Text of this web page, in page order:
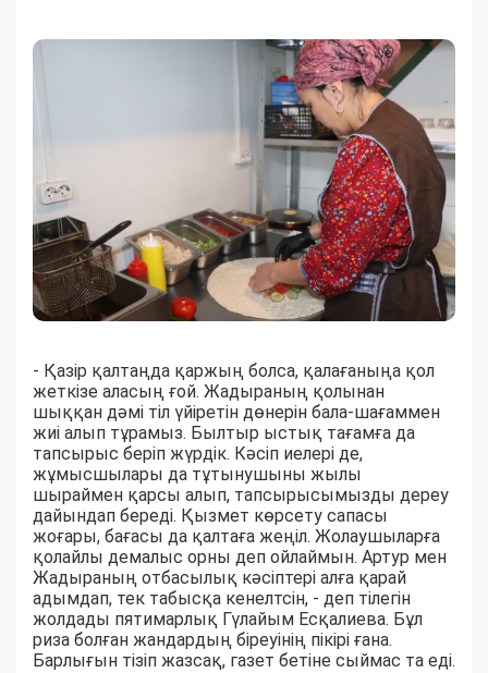
- Қазір қалтаңда қаржың болса, қалағаныңа қол
жеткізе аласың ғой. Жадыраның қолынан
шыққан дәмі тіл үйіретін дөнерін бала-шағаммен
жиі алып тұрамыз. Былтыр ыстық тағамға да
тапсырыс беріп жүрдік. Кәсіп иелері де,
жұмысшылары да тұтынушыны жылы
шыраймен қарсы алып, тапсырысымызды дереу
дайындап береді. Қызмет көрсету сапасы
жоғары, бағасы да қалтаға жеңіл. Жолаушыларға
қолайлы демалыс орны деп ойлаймын. Артур мен
Жадыраның отбасылық кәсіптері алға қарай
адымдап, тек табысқа кенелтсін, - деп тілегін
жолдады пятимарлық Гүлайым Есқалиева. Бұл
риза болған жандардың біреуінің пікірі ғана.
Барлығын тізіп жазсақ, газет бетіне сыймас та еді.